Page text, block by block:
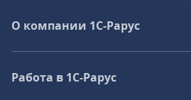
О компании 1C-Рарус
Работа в 1С‑Рарус